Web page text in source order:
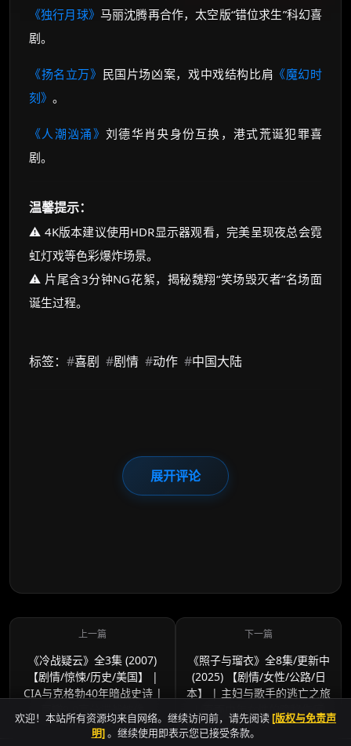
《独行月球》 马丽沈腾再合作，太空版“错位求生”科幻喜
剧。
《扬名立万》 民国片场凶案，戏中戏结构比肩 《魔幻时
刻》 。
《人潮汹涌》 刘德华肖央身份互换，港式荒诞犯罪喜
剧。
温馨提示：
⚠️ 4K版本建议使用HDR显示器观看，完美呈现夜总会霓
虹灯戏等色彩爆炸场景。
⚠️ 片尾含3分钟NG花絮，揭秘魏翔“笑场毁灭者”名场面
诞生过程。
标签： #喜剧 #剧情 #动作 #中国大陆
展开评论
《冷战疑云》全3集 (2007)
【剧情/惊悚/历史/美国】 |
CIA与克格勃40年暗战史诗 |
豆瓣9.0高分谍战神作
《照子与瑠衣》全8集/更新中
(2025) 【剧情/女性/公路/日
本】 | 主妇与歌手的逃亡之旅
| 直面中年女性的隐秘伤痛
欢迎！本站所有资源均来自网络。继续访问前，请先阅读 [版权与免责声
明]。继续使用即表示您已接受条款。